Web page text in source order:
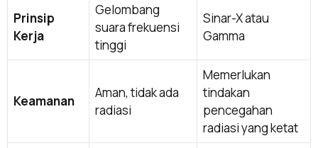
Prinsip
Kerja
Gelombang
suara frekuensi
tinggi
Sinar-X atau
Gamma
Keamanan
Aman, tidak ada
radiasi
Memerlukan
tindakan
pencegahan
radiasi yang ketat